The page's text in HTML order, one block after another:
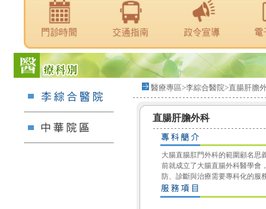
醫療專區>李綜合醫院>直腸肝膽
直腸肝膽外科
大腸直腸肛門外科的範圍顧名思
前就成立了大腸直腸外科醫學會
防、診斷與治療需要專科化的服